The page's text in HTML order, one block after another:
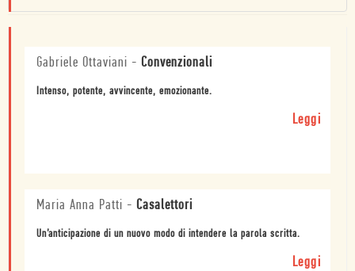
Gabriele Ottaviani - Convenzionali
Intenso, potente, avvincente, emozionante.
Leggi
Maria Anna Patti - Casalettori
Un’anticipazione di un nuovo modo di intendere la parola scritta.
Leggi